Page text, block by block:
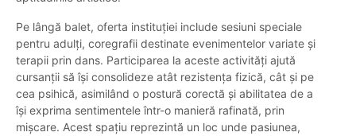
Pe lângă balet, oferta instituției include sesiuni speciale
pentru adulți, coregrafii destinate evenimentelor variate și
terapii prin dans. Participarea la aceste activități ajută
cursanții să își consolideze atât rezistența fizică, cât și pe
cea psihică, asimilând o postură corectă și abilitatea de a
își exprima sentimentele într-o manieră rafinată, prin
mișcare. Acest spațiu reprezintă un loc unde pasiunea,